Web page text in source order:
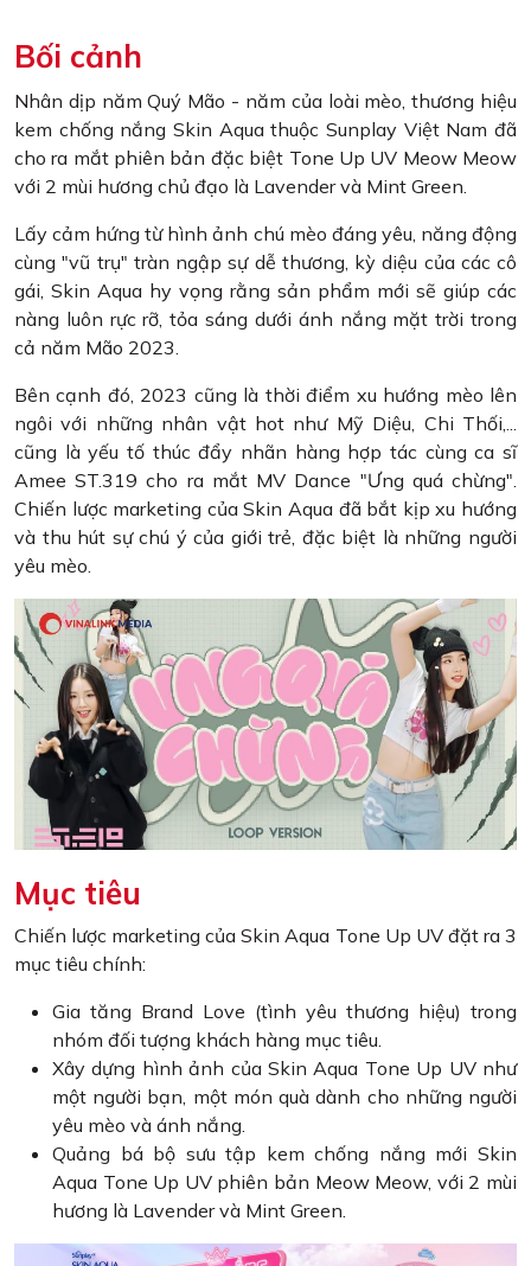
Bối cảnh
Nhân dịp năm Quý Mão - năm của loài mèo, thương hiệu
kem chống nắng Skin Aqua thuộc Sunplay Việt Nam đã
cho ra mắt phiên bản đặc biệt Tone Up UV Meow Meow
với 2 mùi hương chủ đạo là Lavender và Mint Green.
Lấy cảm hứng từ hình ảnh chú mèo đáng yêu, năng động
cùng "vũ trụ" tràn ngập sự dễ thương, kỳ diệu của các cô
gái, Skin Aqua hy vọng rằng sản phẩm mới sẽ giúp các
nàng luôn rực rỡ, tỏa sáng dưới ánh nắng mặt trời trong
cả năm Mão 2023.
Bên cạnh đó, 2023 cũng là thời điểm xu hướng mèo lên
ngôi với những nhân vật hot như Mỹ Diệu, Chi Thối,...
cũng là yếu tố thúc đẩy nhãn hàng hợp tác cùng ca sĩ
Amee ST.319 cho ra mắt MV Dance "Ưng quá chừng".
Chiến lược marketing của Skin Aqua đã bắt kịp xu hướng
và thu hút sự chú ý của giới trẻ, đặc biệt là những người
yêu mèo.
Mục tiêu
Chiến lược marketing của Skin Aqua Tone Up UV đặt ra 3
mục tiêu chính:
Gia tăng Brand Love (tình yêu thương hiệu) trong
nhóm đối tượng khách hàng mục tiêu.
Xây dựng hình ảnh của Skin Aqua Tone Up UV như
một người bạn, một món quà dành cho những người
yêu mèo và ánh nắng.
Quảng bá bộ sưu tập kem chống nắng mới Skin
Aqua Tone Up UV phiên bản Meow Meow, với 2 mùi
hương là Lavender và Mint Green.